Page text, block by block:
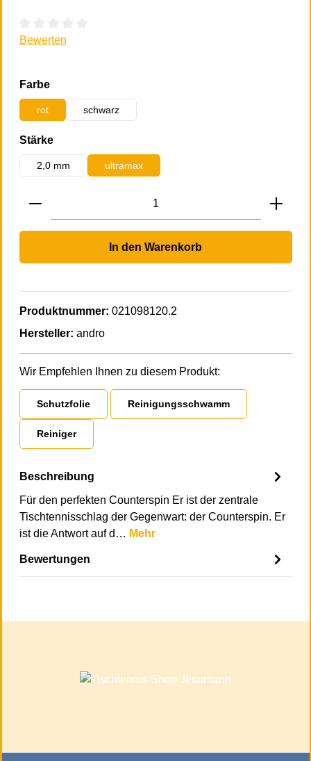
Durchschnittliche Bewertung von 0 von 5 Sternen
Bewerten
Farbeauswählen
rot schwarz
Stärkeauswählen
2,0 mm ultramax
Produkt Anzahl: Gib den gewünschten
In den Warenkorb
Produktnummer: 021098120.2
Hersteller: andro
Wir Empfehlen Ihnen zu diesem Produkt:
Schutzfolie Reinigungsschwamm
Reiniger
Beschreibung
Für den perfekten Counterspin Er ist der zentrale
Tischtennisschlag der Gegenwart: der Counterspin. Er
ist die Antwort auf d… Mehr
Bewertungen